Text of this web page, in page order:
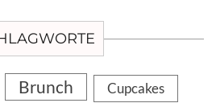
Brunch Cupcakes